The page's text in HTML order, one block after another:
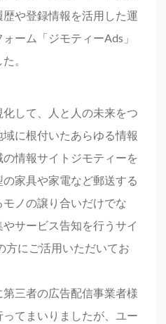
や登録情報を活用した運
ーム「ジモティーAds」
。
して、人と人の未来をつ
に根付いたあらゆる情報
情報サイトジモティーを
家具や家電など郵送する
ノの譲り合いだけでな
サービス告知を行うサイ
方にご活用いただいてお
三者の広告配信事業者様
てまいりましたが、ユー